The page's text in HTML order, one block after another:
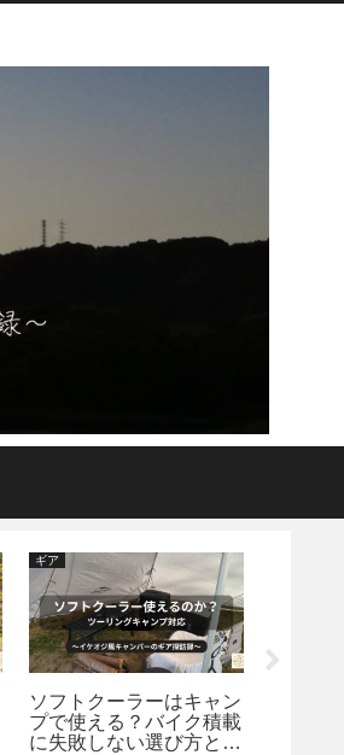
ギア
ソフトクーラーはキャン
プで使える？バイク積載
に失敗しない選び方とお